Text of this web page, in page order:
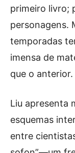
primeiro livro;
personagens.
temporadas
imensa de
que o anterior.
Liu apresenta
esquemas
entre